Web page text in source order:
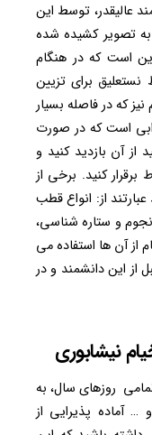
عالیقدر، توسط این
به تصویر کشیده شده
است که در هنگام
برای تزیین
که در فاصله بسیار
است که در صورت
از آن بازدید کنید و
کنید. برخی از
از: انواع قطب
نجوم و ستاره شناسی،
از آن ها استفاده می
از این دانشمند و در
نیشابوری
روزهای سال، به
آماده پذیرایی از